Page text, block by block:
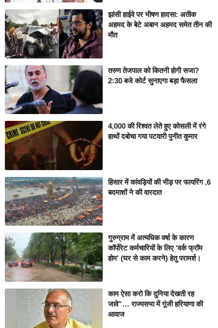
झांसी हाईवे पर भीषण हादसा: अतीक
अहमद के बेटे अबान अहमद समेत तीन की
मौत
तरुण तेजपाल को कितनी होगी सजा?
2:30 बजे कोर्ट सुनाएगा बड़ा फैसला
4,000 की रिश्वत लेते हुए कोसली में रंगे
हाथों दबोचा गया पटवारी पुनीत कुमार
हिसार में कांवड़ियों की भीड़ पर फायरिंग ,6
बदमाशों ने की वारदात
गुरुग्राम में अत्यधिक वर्षा के कारण
कॉर्पोरेट कर्मचारियों के लिए ‘वर्क फ्रॉम
होम’ (घर से काम करने) हेतु परामर्श।
काम ऐसा करो कि दुनिया देखती रह
जावे”… राज्यसभा में गूंजी हरियाणा की
आवाज